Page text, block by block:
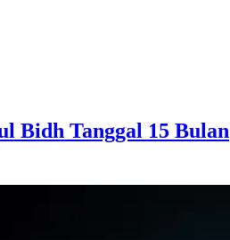
Bidh Tanggal 15 Bulan